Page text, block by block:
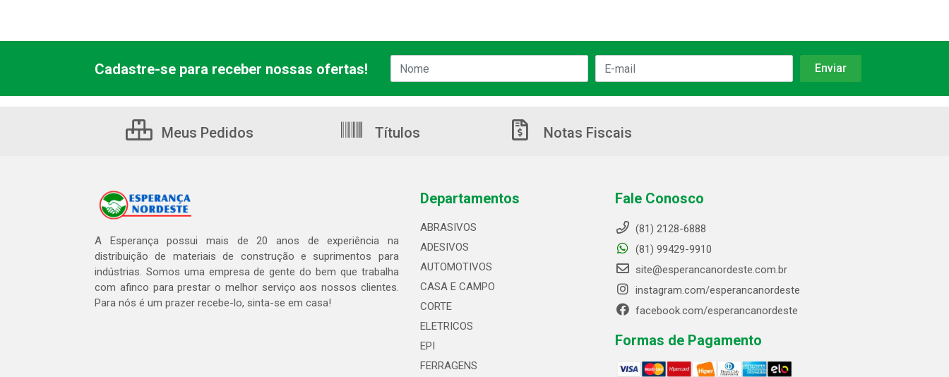
Cadastre-se para receber nossas ofertas!
Meus Pedidos Títulos Notas Fiscais
A Esperança possui mais de 20 anos de experiência na
distribuição de materiais de construção e suprimentos para
indústrias. Somos uma empresa de gente do bem que trabalha
com afinco para prestar o melhor serviço aos nossos clientes.
Para nós é um prazer recebe-lo, sinta-se em casa!
Departamentos
ABRASIVOS
ADESIVOS
AUTOMOTIVOS
CASA E CAMPO
CORTE
ELETRICOS
EPI
FERRAGENS
Fale Conosco
(81) 2128-6888
(81) 99429-9910
site@esperancanordeste.com.br
instagram.com/esperancanordeste
facebook.com/esperancanordeste
Formas de Pagamento